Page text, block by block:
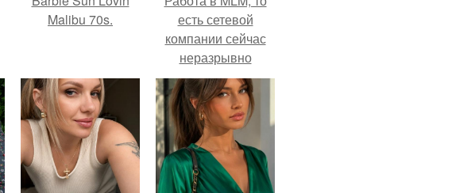
Malibu 70s.
есть сетевой
компании сейчас
неразрывно
связана с создание
своего контента,
своей страницы в
соц сетях.